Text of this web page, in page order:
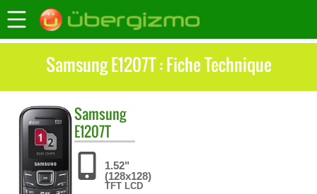
Samsung E1207T : Fiche Technique
Samsung
E1207T
1.52"
(128x128)
TFT LCD